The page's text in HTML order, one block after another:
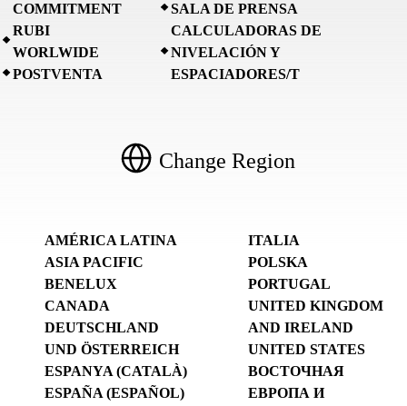
COMMITMENT
RUBI
WORLWIDE
POSTVENTA
SALA DE PRENSA
CALCULADORAS DE
NIVELACIÓN Y
ESPACIADORES/T
Change Region
AMÉRICA LATINA
ASIA PACIFIC
BENELUX
CANADA
DEUTSCHLAND
UND ÖSTERREICH
ESPANYA (CATALÀ)
ESPAÑA (ESPAÑOL)
ITALIA
POLSKA
PORTUGAL
UNITED KINGDOM
AND IRELAND
UNITED STATES
ВОСТОЧНАЯ
ЕВРОПА И